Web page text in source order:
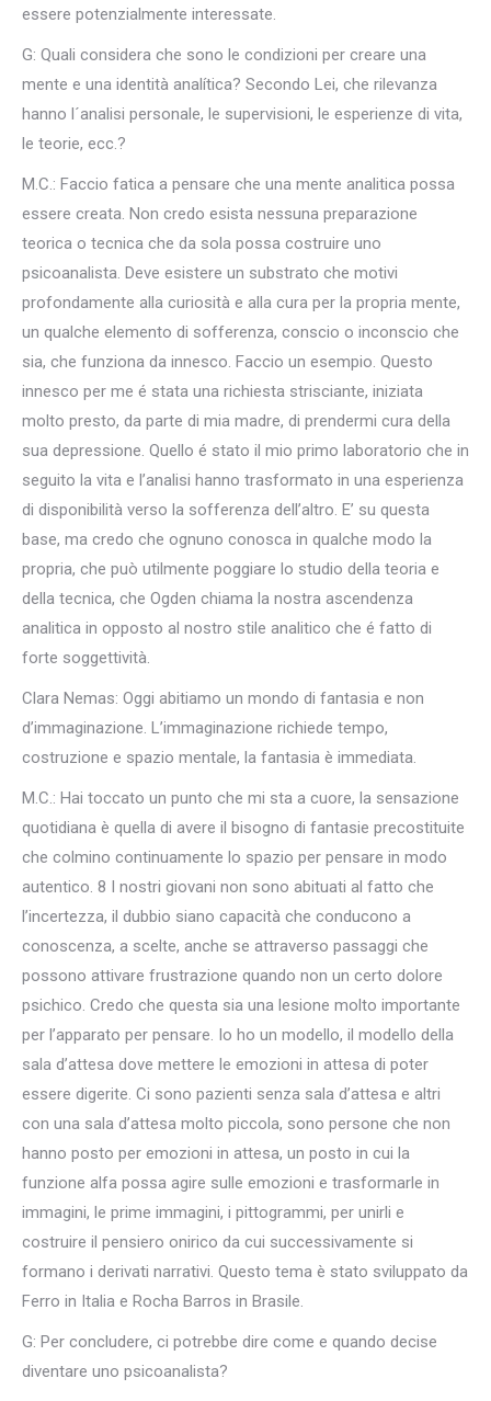
essere potenzialmente interessate.
G: Quali considera che sono le condizioni per creare una
mente e una identità analítica? Secondo Lei, che rilevanza
hanno l´analisi personale, le supervisioni, le esperienze di vita,
le teorie, ecc.?
M.C.: Faccio fatica a pensare che una mente analitica possa
essere creata. Non credo esista nessuna preparazione
teorica o tecnica che da sola possa costruire uno
psicoanalista. Deve esistere un substrato che motivi
profondamente alla curiosità e alla cura per la propria mente,
un qualche elemento di sofferenza, conscio o inconscio che
sia, che funziona da innesco. Faccio un esempio. Questo
innesco per me é stata una richiesta strisciante, iniziata
molto presto, da parte di mia madre, di prendermi cura della
sua depressione. Quello é stato il mio primo laboratorio che in
seguito la vita e l’analisi hanno trasformato in una esperienza
di disponibilità verso la sofferenza dell’altro. E’ su questa
base, ma credo che ognuno conosca in qualche modo la
propria, che può utilmente poggiare lo studio della teoria e
della tecnica, che Ogden chiama la nostra ascendenza
analitica in opposto al nostro stile analitico che é fatto di
forte soggettività.
Clara Nemas: Oggi abitiamo un mondo di fantasia e non
d’immaginazione. L’immaginazione richiede tempo,
costruzione e spazio mentale, la fantasia è immediata.
M.C.: Hai toccato un punto che mi sta a cuore, la sensazione
quotidiana è quella di avere il bisogno di fantasie precostituite
che colmino continuamente lo spazio per pensare in modo
autentico. 8 I nostri giovani non sono abituati al fatto che
l’incertezza, il dubbio siano capacità che conducono a
conoscenza, a scelte, anche se attraverso passaggi che
possono attivare frustrazione quando non un certo dolore
psichico. Credo che questa sia una lesione molto importante
per l’apparato per pensare. Io ho un modello, il modello della
sala d’attesa dove mettere le emozioni in attesa di poter
essere digerite. Ci sono pazienti senza sala d’attesa e altri
con una sala d’attesa molto piccola, sono persone che non
hanno posto per emozioni in attesa, un posto in cui la
funzione alfa possa agire sulle emozioni e trasformarle in
immagini, le prime immagini, i pittogrammi, per unirli e
costruire il pensiero onirico da cui successivamente si
formano i derivati narrativi. Questo tema è stato sviluppato da
Ferro in Italia e Rocha Barros in Brasile.
G: Per concludere, ci potrebbe dire come e quando decise
diventare uno psicoanalista?